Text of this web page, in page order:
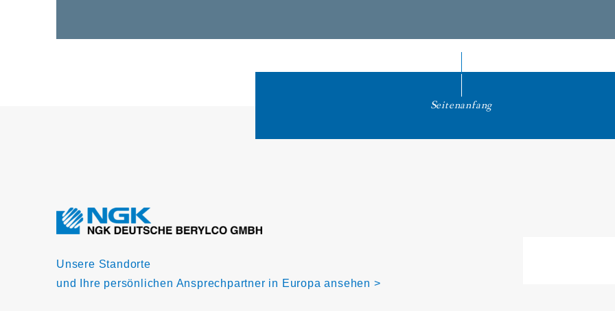
Seitenanfang
Unsere Standorte
und Ihre persönlichen Ansprechpartner in Europa ansehen >